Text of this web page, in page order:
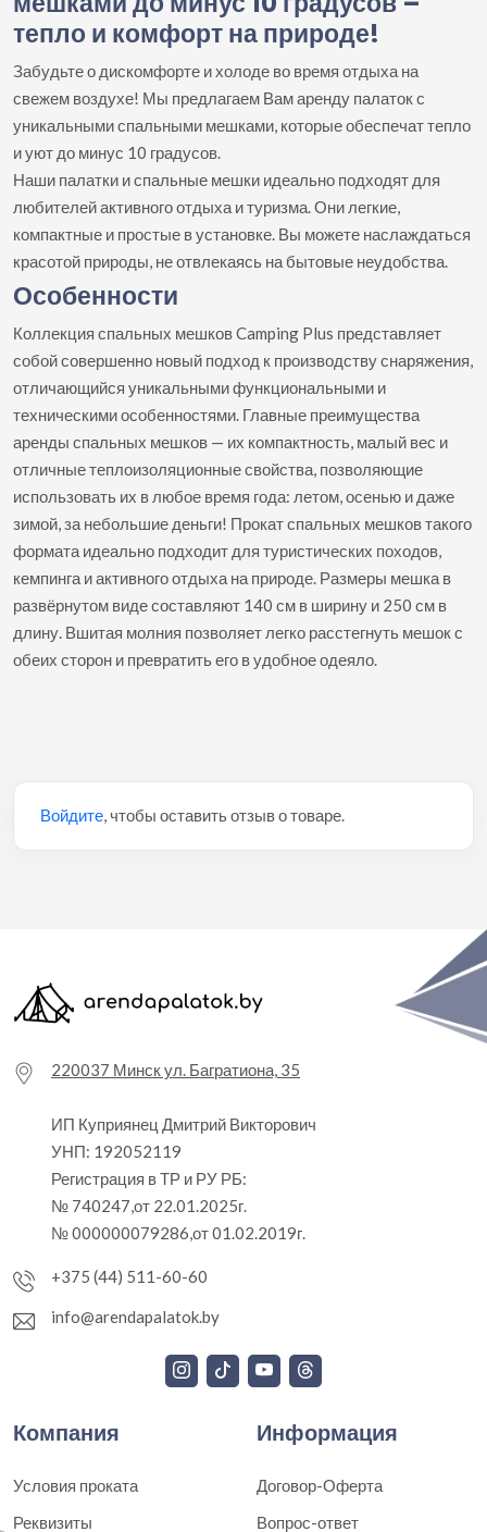
тепло и комфорт на природе!
Забудьте о дискомфорте и холоде во время отдыха на
свежем воздухе! Мы предлагаем Вам аренду палаток с
уникальными спальными мешками, которые обеспечат тепло
и уют до минус 10 градусов.
Наши палатки и спальные мешки идеально подходят для
любителей активного отдыха и туризма. Они легкие,
компактные и простые в установке. Вы можете наслаждаться
красотой природы, не отвлекаясь на бытовые неудобства.
Особенности
Коллекция спальных мешков Camping Plus представляет
собой совершенно новый подход к производству снаряжения,
отличающийся уникальными функциональными и
техническими особенностями. Главные преимущества
аренды спальных мешков — их компактность, малый вес и
отличные теплоизоляционные свойства, позволяющие
использовать их в любое время года: летом, осенью и даже
зимой, за небольшие деньги! Прокат спальных мешков такого
формата идеально подходит для туристических походов,
кемпинга и активного отдыха на природе. Размеры мешка в
развёрнутом виде составляют 140 см в ширину и 250 см в
длину. Вшитая молния позволяет легко расстегнуть мешок с
обеих сторон и превратить его в удобное одеяло.
Войдите, чтобы оставить отзыв о товаре.
220037 Минск ул. Багратиона, 35
ИП Куприянец Дмитрий Викторович
УНП: 192052119
Регистрация в ТР и РУ РБ:
№ 740247,от 22.01.2025г.
№ 000000079286,от 01.02.2019г.
+375 (44) 511-60-60
info@arendapalatok.by
Компания
Условия проката
Реквизиты
Информация
Договор-Оферта
Вопрос-ответ